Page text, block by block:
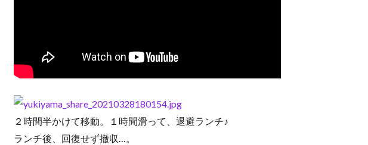
２時間半かけて移動。１時間滑って、退避ランチ♪
ランチ後、回復せず撤収…。